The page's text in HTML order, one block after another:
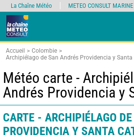
Accueil
Colombie
Archipiélago de San Andrés Providencia y
Météo carte -
Andrés Providencia y
CARTE - ARCHIPIÉLAGO
PROVIDENCIA Y SANTA
La Chaîne Météo METEO CONSULT MARINE